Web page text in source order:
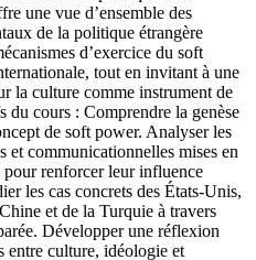
une vue d’ensemble des
de la politique étrangère
d’exercice du soft
tout en invitant à une
la culture comme instrument de
du cours : Comprendre la genèse
de soft power. Analyser les
et communicationnelles mises en
renforcer leur influence
les cas concrets des États-Unis,
et de la Turquie à travers
Développer une réflexion
entre culture, idéologie et